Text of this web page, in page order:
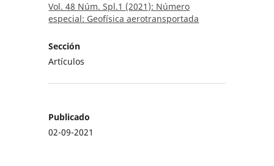
Vol. 48 Núm. Spl.1 (2021): Número
especial: Geofísica aerotransportada
Sección
Artículos
Publicado
02-09-2021